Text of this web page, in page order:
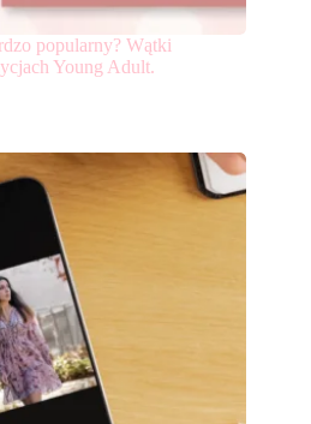
popularny? Wątki
Young Adult.